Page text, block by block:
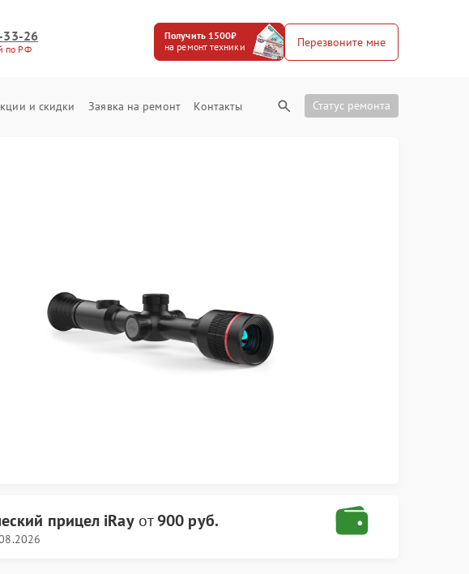
33-26
по РФ
Получить 1500₽
на ремонт техники
Перезвоните мне
и скидки Заявка на ремонт Контакты Статус ремонта
прицел iRayот900 руб.